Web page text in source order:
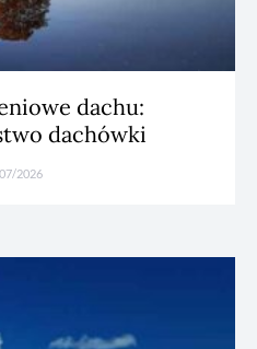
dachu:
dachówki
2026